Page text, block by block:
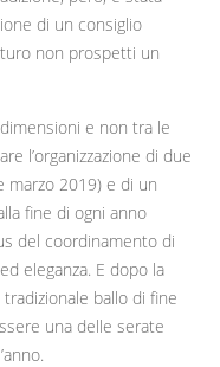
di un consiglio
non prospetti un
e non tra le
l’organizzazione di due
marzo 2019) e di un
fine di ogni anno
del coordinamento di
eleganza. E dopo la
ballo di fine
una delle serate